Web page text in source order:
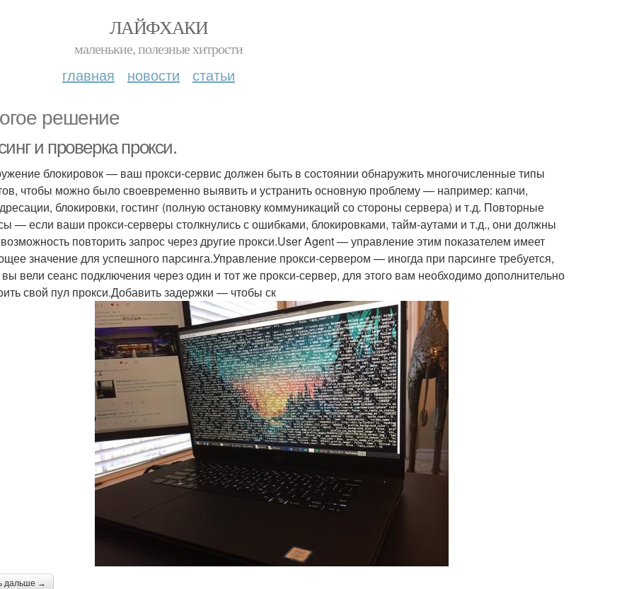
ЛАЙФХАКИ
маленькие, полезные хитрости
главная новости статьи
решение
и проверка прокси.
блокировок — ваш прокси-сервис должен быть в состоянии обнаружить многочисленные типы
чтобы можно было своевременно выявить и устранить основную проблему — например: капчи,
блокировки, гостинг (полную остановку коммуникаций со стороны сервера) и т.д. Повторные
— если ваши прокси-серверы столкнулись с ошибками, блокировками, тайм-аутами и т.д., они должны
повторить запрос через другие прокси.User Agent — управление этим показателем имеет
значение для успешного парсинга.Управление прокси-сервером — иногда при парсинге требуется,
вели сеанс подключения через один и тот же прокси-сервер, для этого вам необходимо дополнительно
свой пул прокси.Добавить задержки — чтобы ск
дальше →